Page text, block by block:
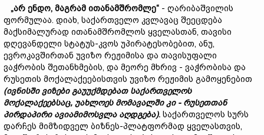
„არ ენდო, მაგრამ ითანამშრომლე“ - ღარიბაშვილის
ფორმულაა. დიახ, საქართველო კვლავაც შეეცდება
მაქსიმალურად ითანამშრომლოს ყველასთან, თავისი
დღევანდელი სტატუს-კვოს უპირატესობებით, ანუ,
ევროკავშირთან უვიზო რეჟიმისა და თავისუფალი
ვაჭრობის შეთანხმების, და მეორე მხრივ - ვაჭრობისა და
რუსეთის მოქალაქეებისთვის უვიზო რეჟიმის გამოყენებით
(ივნისში ვიზებიგაუუქმდებათ საქართველოს
მოქალაქეებსაც, უახლოეს მომავალში კი - რუსეთთან
პირდაპირი ავიამიმოსვლა აღდგება). საქართველოს სურს
დარჩეს მიმზიდველ ბიზნეს-პლატფორმად ყველასთვის,